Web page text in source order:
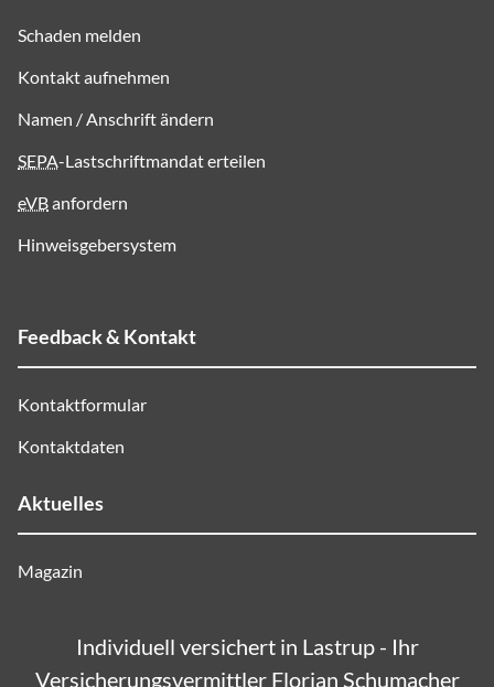
Schaden melden
Kontakt aufnehmen
Namen / Anschrift ändern
SEPA-Lastschriftmandat erteilen
eVBanfordern
Hinweisgebersystem
Feedback & Kontakt
Kontaktformular
Kontaktdaten
Aktuelles
Magazin
Individuell versichert in Lastrup - Ihr
Versicherungsvermittler Florian Schumacher